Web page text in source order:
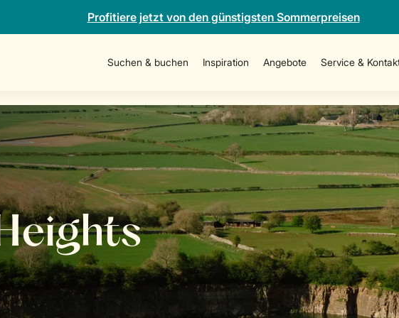
Profitiere jetzt von den günstigsten Sommerpreisen
Suchen & buchen Inspiration Angebote Service &